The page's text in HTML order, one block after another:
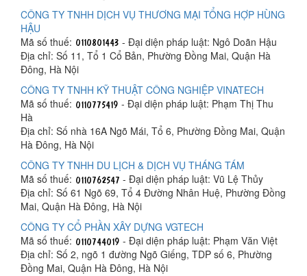
CÔNG TY TNHH DỊCH VỤ THƯƠNG MẠI TỔNG HỢP HÙNG
HẬU
Mã số thuế:
- Đại diện pháp luật: Ngô Doãn Hậu
Địa chỉ: Số 11, Tổ 1 Cổ Bản, Phường Đồng Mai, Quận Hà
Đông, Hà Nội
CÔNG TY TNHH KỸ THUẬT CÔNG NGHIỆP VINATECH
Mã số thuế:
- Đại diện pháp luật: Phạm Thị Thu
Hà
Địa chỉ: Số nhà 16A Ngõ Mái, Tổ 6, Phường Đồng Mai, Quận
Hà Đông, Hà Nội
CÔNG TY TNHH DU LỊCH & DỊCH VỤ THÁNG TÁM
Mã số thuế:
- Đại diện pháp luật: Vũ Lệ Thủy
Địa chỉ: Số 61 Ngõ 69, Tổ 4 Đường Nhân Huệ, Phường Đồng
Mai, Quận Hà Đông, Hà Nội
CÔNG TY CỔ PHẦN XÂY DỰNG VGTECH
Mã số thuế:
- Đại diện pháp luật: Phạm Văn Việt
Địa chỉ: Số 2, ngõ 1 đường Ngõ Giếng, TDP số 6, Phường
Đồng Mai, Quận Hà Đông, Hà Nội